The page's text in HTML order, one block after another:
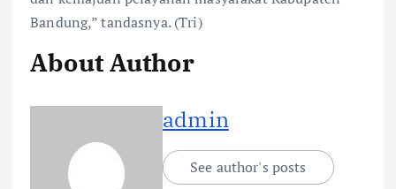
Bandung,” tandasnya. (Tri)
About Author
admin
See author's posts